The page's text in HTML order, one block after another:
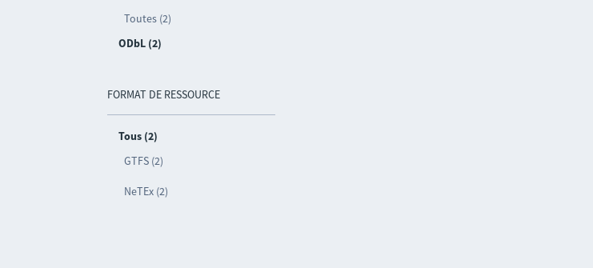
Toutes (2)
ODbL (2)
FORMAT DE RESSOURCE
Tous (2)
GTFS (2)
NeTEx (2)